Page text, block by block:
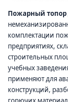
Пожарный
комплектации
предприятиях,
строительных
учебных
применяют для
конструкций,